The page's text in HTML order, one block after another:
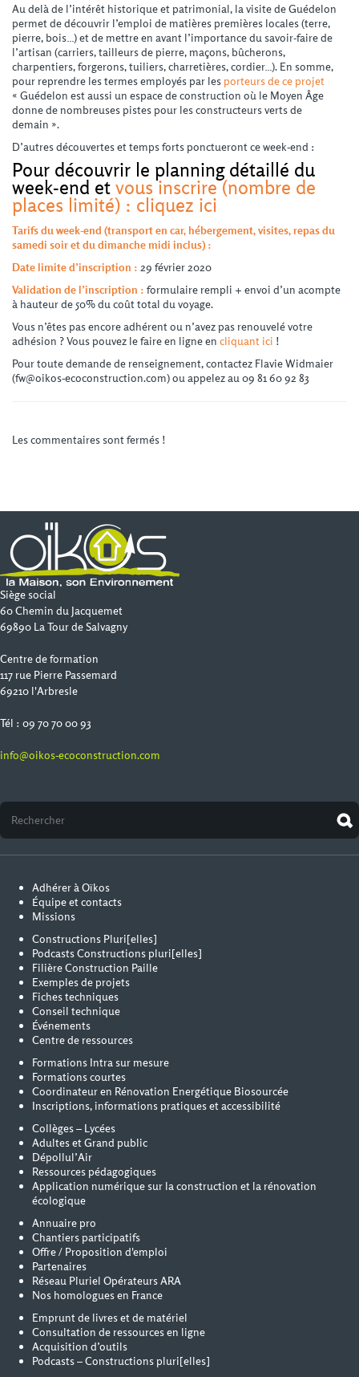
Au delà de l’intérêt historique et patrimonial, la visite de Guédelon
permet de découvrir l’emploi de matières premières locales (terre,
pierre, bois…) et de mettre en avant l’importance du savoir-faire de
l’artisan (carriers, tailleurs de pierre, maçons, bûcherons,
charpentiers, forgerons, tuiliers, charretières, cordier…). En somme,
pour reprendre les termes employés par les porteurs de ce projet
« Guédelon est aussi un espace de construction où le Moyen Âge
donne de nombreuses pistes pour les constructeurs verts de
demain ».
D’autres découvertes et temps forts ponctueront ce week-end :
Pour découvrir le planning détaillé du
week-end et vous inscrire (nombre de
places limité) : cliquez ici
Tarifs du week-end (transport en car, hébergement, visites, repas du
samedi soir et du dimanche midi inclus) :
Date limite d’inscription : 29 février 2020
Validation de l’inscription : formulaire rempli + envoi d’un acompte
à hauteur de 50% du coût total du voyage.
Vous n’êtes pas encore adhérent ou n’avez pas renouvelé votre
adhésion ? Vous pouvez le faire en ligne en cliquant ici !
Pour toute demande de renseignement, contactez Flavie Widmaier
(fw@oikos-ecoconstruction.com) ou appelez au 09 81 60 92 83
Les commentaires sont fermés !
Siège social
60 Chemin du Jacquemet
69890 La Tour de Salvagny
Centre de formation
117 rue Pierre Passemard
69210 l'Arbresle
Tél : 09 70 70 00 93
info@oikos-ecoconstruction.com
Adhérer à Oïkos
Équipe et contacts
Missions
Constructions Pluri[elles]
Podcasts Constructions pluri[elles]
Filière Construction Paille
Exemples de projets
Fiches techniques
Conseil technique
Événements
Centre de ressources
Formations Intra sur mesure
Formations courtes
Coordinateur en Rénovation Energétique Biosourcée
Inscriptions, informations pratiques et accessibilité
Collèges – Lycées
Adultes et Grand public
Dépollul’Air
Ressources pédagogiques
Application numérique sur la construction et la rénovation
écologique
Annuaire pro
Chantiers participatifs
Offre / Proposition d'emploi
Partenaires
Réseau Pluriel Opérateurs ARA
Nos homologues en France
Emprunt de livres et de matériel
Consultation de ressources en ligne
Acquisition d’outils
Podcasts – Constructions pluri[elles]